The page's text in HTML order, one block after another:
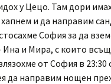
у Цецо. Там дори
и да направим
София за да
Ина и Мира, с които
от София в 23:30
да направим нощен